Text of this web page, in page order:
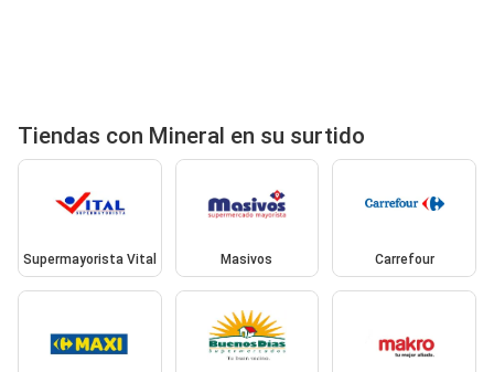
Tiendas con Mineral en su surtido
Supermayorista Vital Masivos Carrefour